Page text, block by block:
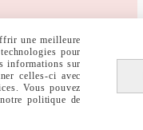
une meilleure
pour
informations sur
celles-ci avec
Vous pouvez
politique de